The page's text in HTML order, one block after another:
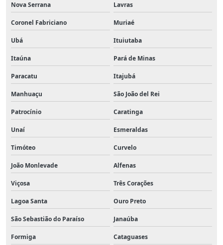
Nova Serrana Lavras
Coronel Fabriciano Muriaé
Ubá Ituiutaba
Itaúna Pará de Minas
Paracatu Itajubá
Manhuaçu São João del Rei
Patrocínio Caratinga
Unaí Esmeraldas
Timóteo Curvelo
João Monlevade Alfenas
Viçosa Três Corações
Lagoa Santa Ouro Preto
São Sebastião do Paraíso Janaúba
Formiga Cataguases